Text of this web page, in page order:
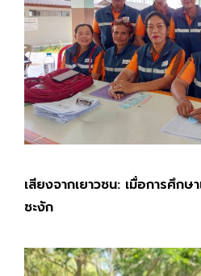
เสียงจากเยาวชน: เมื่อการศึก
ชะงัก